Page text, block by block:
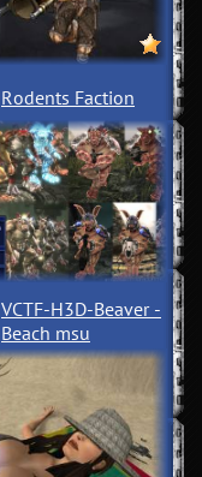
Rodents Faction
VCTF-H3D-Beaver ­
Beach msu